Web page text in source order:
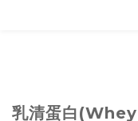
乳清蛋白